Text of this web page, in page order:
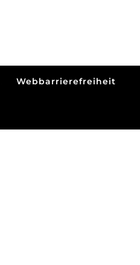
Webbarrierefreiheit